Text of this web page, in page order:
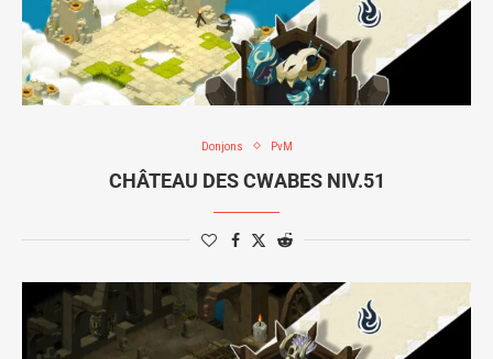
Donjons PvM
CHÂTEAU DES CWABES NIV.51